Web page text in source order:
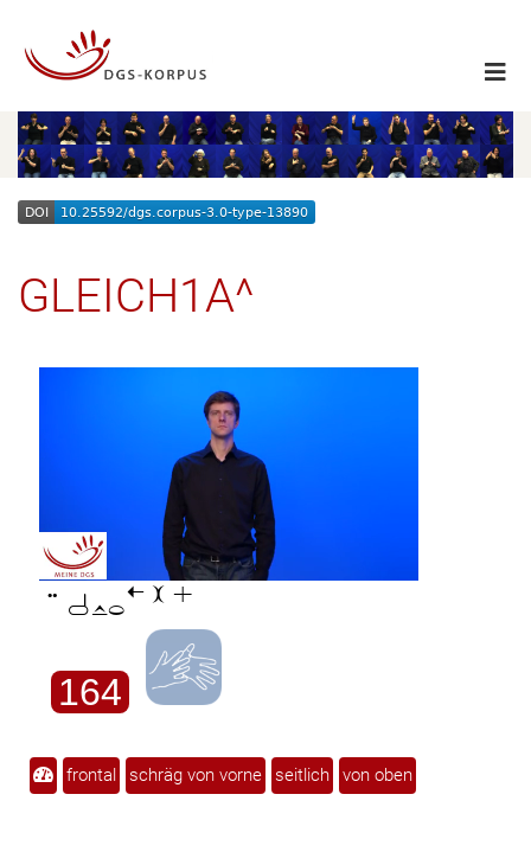
GLEICH1A^

164
frontal schräg von vorne seitlich von oben